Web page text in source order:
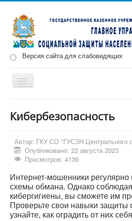
Версия сайта для слабовидящих
Включить/
Меры социальной поддержки
Противодействие коррупции
Кибербезопасность
Автор: ГКУ СО "ГУСЗН Центрального
Опубликовано: 22 августа 2023
Просмотров: 4136
Интернет-мошенники
схемы обмана. Однако
кибергигиены, вы сможете им
Проверьте свои навыки защиты
узнайте, как оградить от них